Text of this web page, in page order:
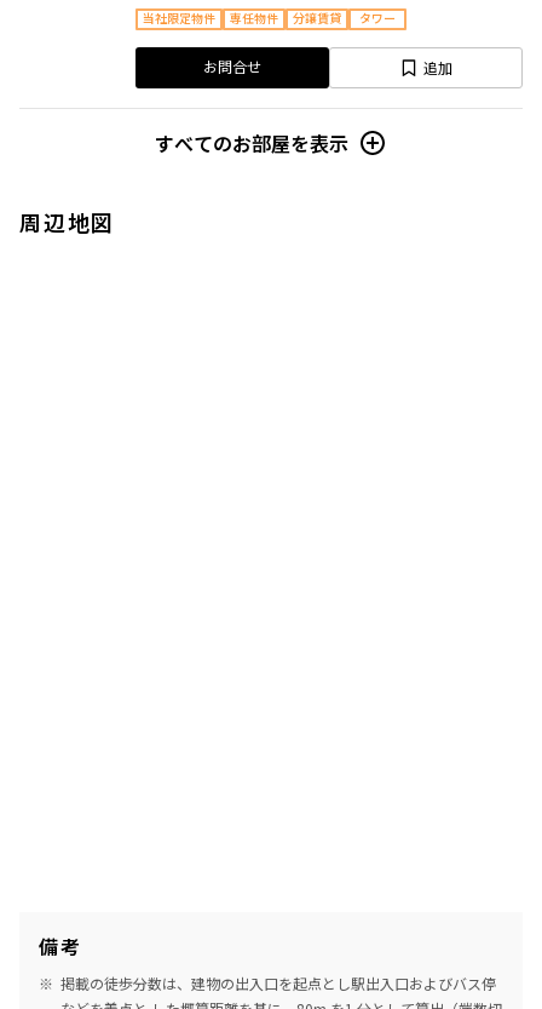
当社限定物件 専任物件 分譲賃貸 タワー
お問合せ 追加
すべてのお部屋を表示
周辺地図
備考
掲載の徒歩分数は、建物の出入口を起点とし駅出入口およびバス停